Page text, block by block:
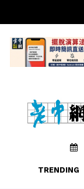
TRENDING